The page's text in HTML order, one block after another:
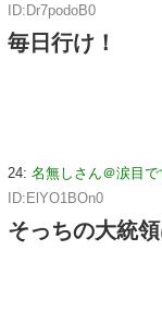
ID:Dr7podoB0
毎日行け！
24: 名無しさん＠涙目
ID:ElYO1BOn0
そっちの大統